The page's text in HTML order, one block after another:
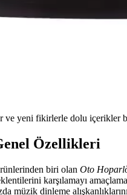
ve yeni fikirlerle dolu içerikler
Özellikleri
biri olan Oto
karşılamayı
müzik dinleme